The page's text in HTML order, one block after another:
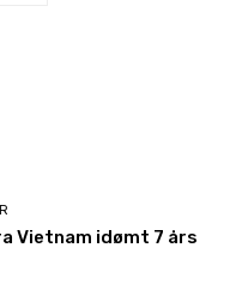
Vietnam idømt 7 års